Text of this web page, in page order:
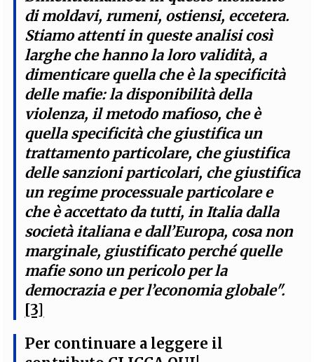
di moldavi, rumeni, ostiensi, eccetera.
Stiamo attenti in queste analisi così
larghe che hanno la loro validità, a
dimenticare quella che è la specificità
delle mafie: la disponibilità della
violenza, il metodo mafioso, che è
quella specificità che giustifica un
trattamento particolare, che giustifica
delle sanzioni particolari, che giustifica
un regime processuale particolare e
che è accettato da tutti, in Italia dalla
società italiana e dall’Europa, cosa non
marginale, giustificato perché quelle
mafie sono un pericolo per la
democrazia e per l’economia globale".
[3]
Per continuare a leggere il